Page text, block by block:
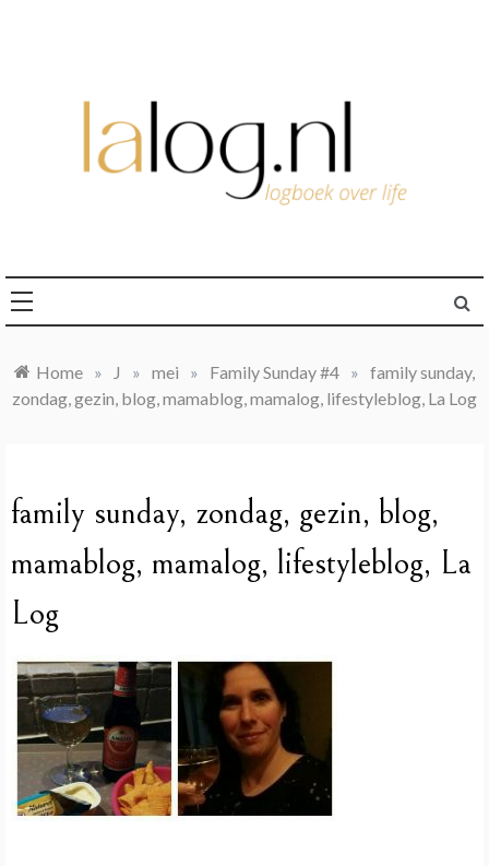
Home » J » mei » Family Sunday #4 » family sunday,
zondag, gezin, blog, mamablog, mamalog, lifestyleblog, La Log
family sunday, zondag, gezin, blog,
mamablog, mamalog, lifestyleblog, La
Log